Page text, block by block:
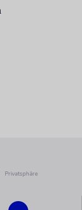
Privatsphäre